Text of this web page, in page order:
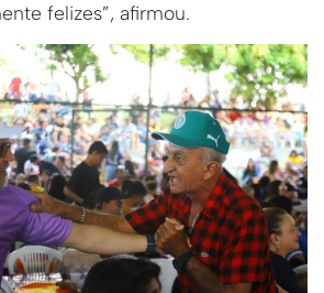
felizes”, afirmou.